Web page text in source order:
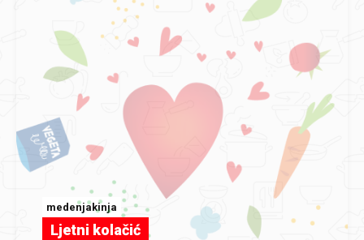
medenjakinja
Ljetni kolačić